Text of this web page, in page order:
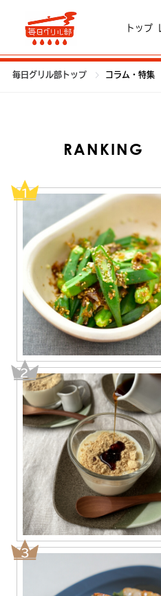
トップ
毎日グリル部トップ コラム・特集
RANKING